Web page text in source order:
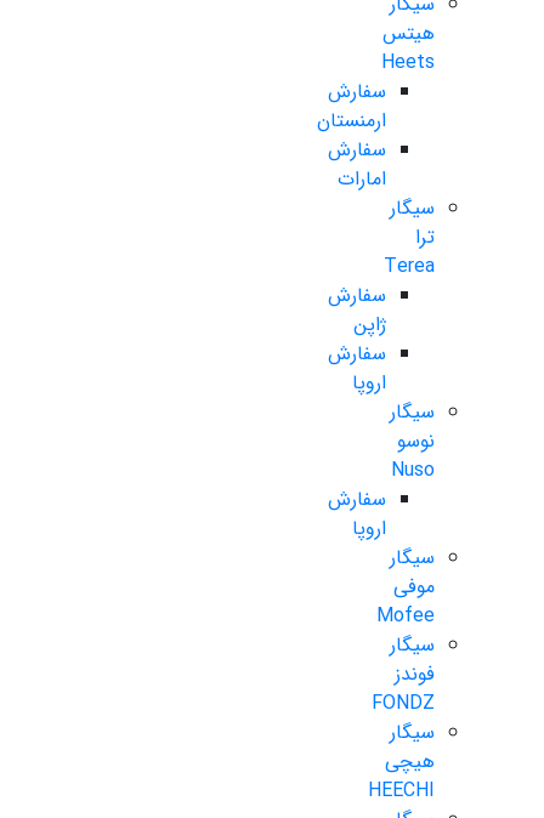
هیتس
Heets
سفارش
ارمنستان
سفارش
امارات
سیگار
ترا
Terea
سفارش
ژاپن
سفارش
اروپا
سیگار
نوسو
Nuso
سفارش
اروپا
سیگار
موفی
Mofee
سیگار
فوندز
FONDZ
سیگار
هیچی
HEECHI